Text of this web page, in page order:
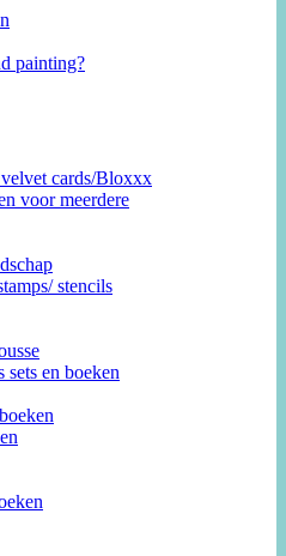
painting?
cards/Bloxxx
voor meerdere
stencils
sets en boeken